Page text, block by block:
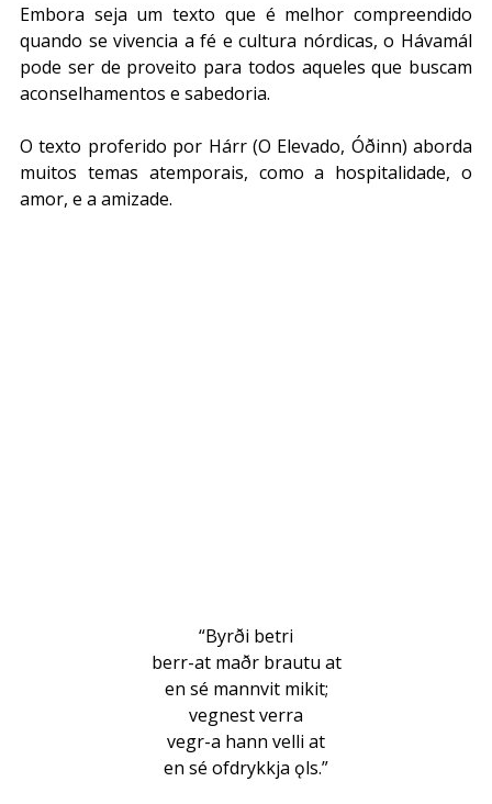
Embora seja um texto que é melhor compreendido
quando se vivencia a fé e cultura nórdicas, o Hávamál
pode ser de proveito para todos aqueles que buscam
aconselhamentos e sabedoria.
O texto proferido por Hárr (O Elevado, Óðinn) aborda
muitos temas atemporais, como a hospitalidade, o
amor, e a amizade.
“Byrði betri
berr-at maðr brautu at
en sé mannvit mikit;
vegnest verra
vegr-a hann velli at
en sé ofdrykkja ǫls.”